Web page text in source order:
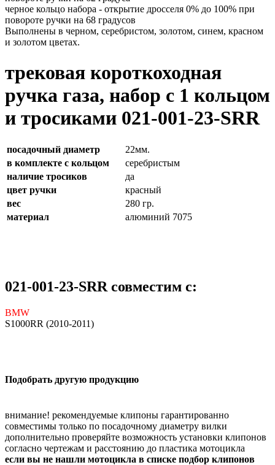
черное кольцо набора - открытие дросселя 0% до 100% при
повороте ручки на 68 градусов
Выполнены в черном, серебристом, золотом, синем, красном
и золотом цветах.
трековая короткоходная
ручка газа, набор с 1 кольцом
и тросиками 021-001-23-SRR
посадочный диаметр
22мм.
в комплекте с кольцом
серебристым
наличие тросиков
да
цвет ручки
красный
вес
280 гр.
материал
алюминий 7075
021-001-23-SRR совместим с:
BMW
S1000RR (2010-2011)
Подобрать другую продукцию
внимание! рекомендуемые клипоны гарантированно
совместимы только по посадочному диаметру вилки
дополнительно проверяйте возможность установки клипонов
согласно чертежам и расстоянию до пластика мотоцикла
если вы не нашли мотоцикла в списке подбор клипонов